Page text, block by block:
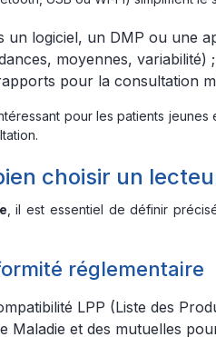
logiciel, un DMP ou une
moyennes, variabilité) ;
pour la consultation
pour les patients
choisir un
, il est essentiel de définir
réglementaire
LPP (Liste des
Maladie et des mutuelles